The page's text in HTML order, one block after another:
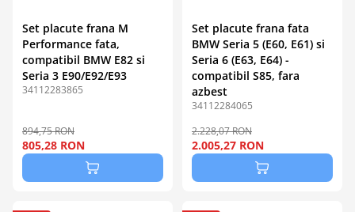
Set placute frana M
Performance fata,
compatibil BMW E82 si
Seria 3 E90/E92/E93
34112283865
894,75 RON
805,28 RON
Set placute frana fata
BMW Seria 5 (E60, E61) si
Seria 6 (E63, E64) -
compatibil S85, fara
azbest
34112284065
2.228,07 RON
2.005,27 RON